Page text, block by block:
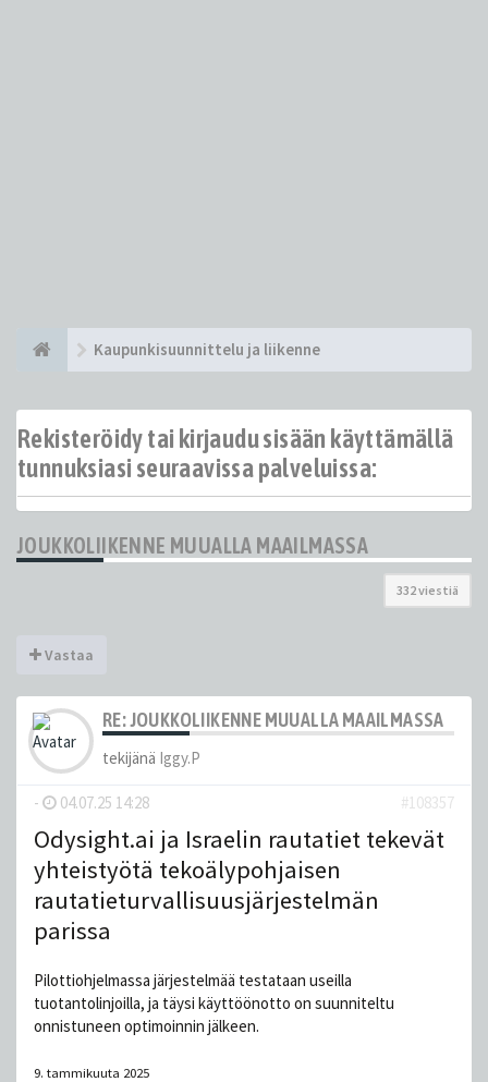
Kaupunkisuunnittelu ja liikenne
Rekisteröidy tai kirjaudu sisään käyttämällä
tunnuksiasi seuraavissa palveluissa:
JOUKKOLIIKENNE MUUALLA MAAILMASSA
332 viestiä
Vastaa
RE: JOUKKOLIIKENNE MUUALLA MAAILMASSA
tekijänä Iggy.P
- 04.07.25 14:28 #108357
Odysight.ai ja Israelin rautatiet tekevät
yhteistyötä tekoälypohjaisen
rautatieturvallisuusjärjestelmän
parissa
Pilottiohjelmassa järjestelmää testataan useilla
tuotantolinjoilla, ja täysi käyttöönotto on suunniteltu
onnistuneen optimoinnin jälkeen.
9. tammikuuta 2025